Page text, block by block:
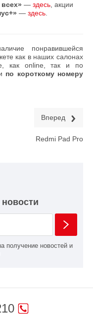
— здесь, акции
— здесь.
понравившейся
как в наших салонах
как online, так и по
по короткому номеру
Вперед
Redmi Pad Pro
получение новостей и